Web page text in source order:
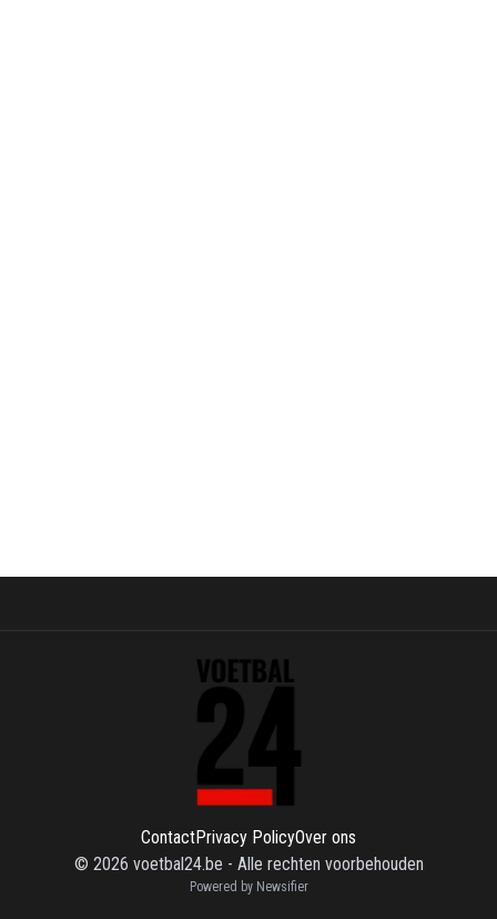
ContactPrivacy PolicyOver ons
© 2026 voetbal24.be - Alle rechten voorbehouden
Powered by Newsifier